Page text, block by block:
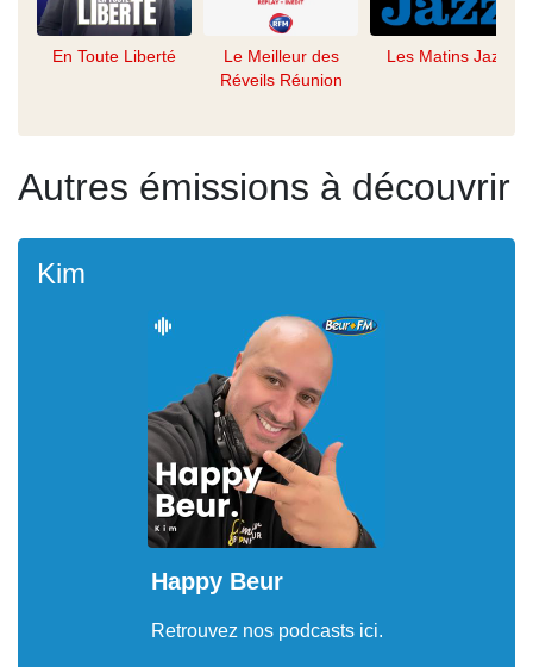
En Toute Liberté
Le Meilleur des
Réveils Réunion
Les Matins Jazz
Autres émissions à découvrir
Kim
Happy Beur
Retrouvez nos podcasts ici.